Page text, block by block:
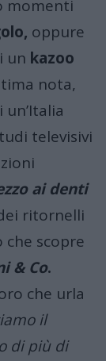
momenti
oppure
un kazoo
nota,
televisivi
ai denti
ritornelli
che scopre
& Co.
che urla
il
di più di